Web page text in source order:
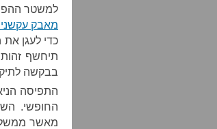
למשטר
מאבק
כדי לעגן
תיחשף
בבקשה
התפיסה
החופשי.
מאשר